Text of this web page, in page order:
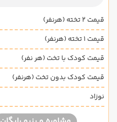
قیمت 2 تخته (هرنفر)
قیمت 1 تخته (هرنفر)
قیمت کودک با تخت (هر نفر)
قیمت کودک بدون تخت (هرنفر)
نوزاد